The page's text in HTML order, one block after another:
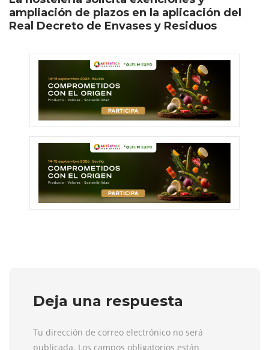
ampliación de plazos en la aplicación del
Real Decreto de Envases y Residuos
Deja una respuesta
Tu dirección de correo electrónico no será
publicada. Los campos obligatorios están